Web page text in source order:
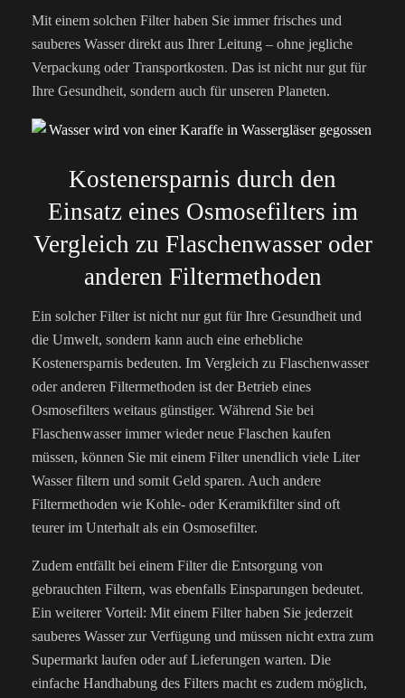
Mit einem solchen Filter haben Sie immer frisches und
sauberes Wasser direkt aus Ihrer Leitung – ohne jegliche
Verpackung oder Transportkosten. Das ist nicht nur gut für
Ihre Gesundheit, sondern auch für unseren Planeten.
Kostenersparnis durch den
Einsatz eines Osmosefilters im
Vergleich zu Flaschenwasser oder
anderen Filtermethoden
Ein solcher Filter ist nicht nur gut für Ihre Gesundheit und
die Umwelt, sondern kann auch eine erhebliche
Kostenersparnis bedeuten. Im Vergleich zu Flaschenwasser
oder anderen Filtermethoden ist der Betrieb eines
Osmosefilters weitaus günstiger. Während Sie bei
Flaschenwasser immer wieder neue Flaschen kaufen
müssen, können Sie mit einem Filter unendlich viele Liter
Wasser filtern und somit Geld sparen. Auch andere
Filtermethoden wie Kohle- oder Keramikfilter sind oft
teurer im Unterhalt als ein Osmosefilter.
Zudem entfällt bei einem Filter die Entsorgung von
gebrauchten Filtern, was ebenfalls Einsparungen bedeutet.
Ein weiterer Vorteil: Mit einem Filter haben Sie jederzeit
sauberes Wasser zur Verfügung und müssen nicht extra zum
Supermarkt laufen oder auf Lieferungen warten. Die
einfache Handhabung des Filters macht es zudem möglich,